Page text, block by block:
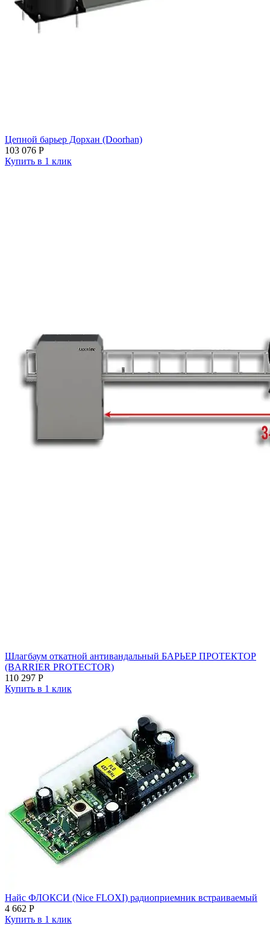
Цепной барьер Дорхан (Doorhan)
103 076 Р
Купить в 1 клик
Шлагбаум откатной антивандальный БАРЬЕР ПРОТЕКТОР
(BARRIER PROTECTOR)
110 297 Р
Купить в 1 клик
Найс ФЛОКСИ (Nice FLOXI) радиоприемник встраиваемый
4 662 Р
Купить в 1 клик